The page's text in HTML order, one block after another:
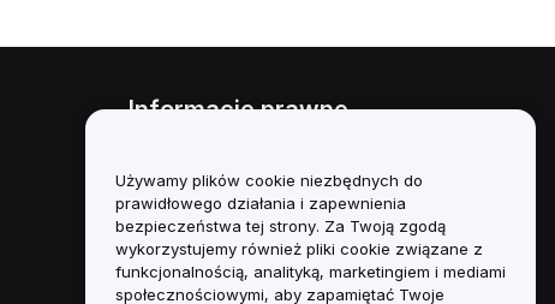
Informacje prawne
interesów
Podsumowanie polityki
powiernictwa i zarządzania
Informacje ESG
Używamy plików cookie niezbędnych do
prawidłowego działania i zapewnienia
bezpieczeństwa tej strony. Za Twoją zgodą
wykorzystujemy również pliki cookie związane z
funkcjonalnością, analityką, marketingiem i mediami
społecznościowymi, aby zapamiętać Twoje